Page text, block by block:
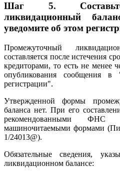
Шаг 5.
ликвидационный
уведомите об этом
Промежуточный
составляется после истечения
кредиторами, то есть не менее
опубликования сообщения в
регистрации".
Утвержденной формы
баланса нет. При его
рекомендованными
машиночитаемыми формами
1/24013@).
Обязательные сведения,
ликвидационном балансе: